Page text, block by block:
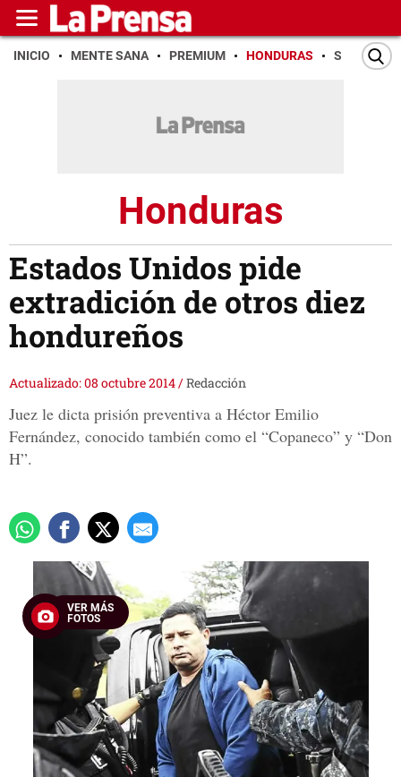
INICIO MENTE SANA PREMIUM HONDURAS SAN PEDRO
Honduras
Estados Unidos pide
extradición de otros diez
hondureños
Actualizado: 08 octubre 2014/Redacción
Juez le dicta prisión preventiva a Héctor Emilio
Fernández, conocido también como el “Copaneco” y “Don
H”.
VER MÁS
FOTOS